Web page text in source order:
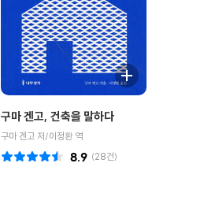
구마 겐고, 건축을 말하다
구마 겐고 저/이정환 역
(28건)
8.9